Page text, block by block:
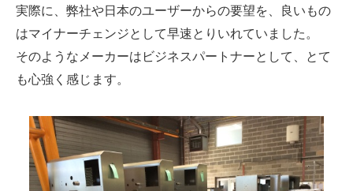
実際に、弊社や日本のユーザーからの要望を、良いもの
はマイナーチェンジとして早速とりいれていました。
そのようなメーカーはビジネスパートナーとして、とて
も心強く感じます。